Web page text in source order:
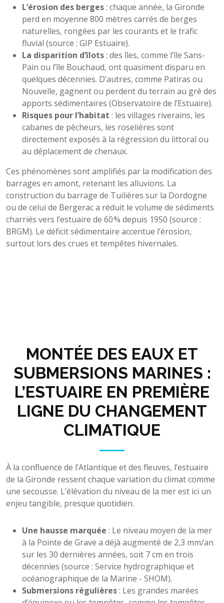
L’érosion des berges: chaque année, la Gironde
perd en moyenne 800 mètres carrés de berges
naturelles, rongées par les courants et le trafic
fluvial (source : GIP Estuaire).
La disparition d’îlots: des îles, comme l’île Sans-
Pain ou l’île Bouchaud, ont quasiment disparu en
quelques décennies. D’autres, comme Patiras ou
Nouvelle, gagnent ou perdent du terrain au gré des
apports sédimentaires (Observatoire de l’Estuaire).
Risques pour l’habitat : les villages riverains, les
cabanes de pêcheurs, les roselières sont
directement exposés à la régression du littoral ou
au déplacement de chenaux.
Ces phénomènes sont amplifiés par la modification des
barrages en amont, retenant les alluvions. La
construction du barrage de Tuilières sur la Dordogne
ou de celui de Bergerac a réduit le volume de sédiments
charriés vers l’estuaire de 60 % depuis 1950 (source :
BRGM). Le déficit sédimentaire accentue l’érosion,
surtout lors des crues et tempêtes hivernales.
MONTÉE DES EAUX ET
SUBMERSIONS MARINES :
L’ESTUAIRE EN PREMIÈRE
LIGNE DU CHANGEMENT
CLIMATIQUE
À la confluence de l’Atlantique et des fleuves, l’estuaire
de la Gironde ressent chaque variation du climat comme
une secousse. L’élévation du niveau de la mer est ici un
enjeu tangible, presque quotidien.
Une hausse marquée : Le niveau moyen de la mer
à la Pointe de Grave a déjà augmenté de 2,3 mm/an
sur les 30 dernières années, soit 7 cm en trois
décennies (source : Service hydrographique et
océanographique de la Marine - SHOM).
Submersions régulières: Les grandes marées